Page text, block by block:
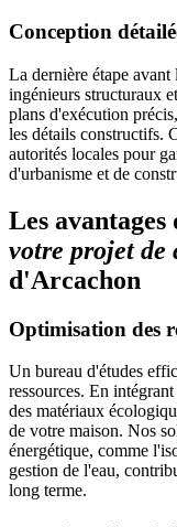
Conception
La dernière étape
ingénieurs structuraux
plans d'exécution
les détails constructifs.
autorités locales pour
d'urbanisme et de
Les
votre projet de
d'Arcachon
Optimisation des
Un bureau d'études
ressources. En
des matériaux
de votre maison. Nos
énergétique, comme
gestion de l'eau,
long terme.